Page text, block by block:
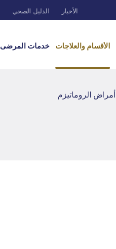
الأخبار الدليل الصحي
الأقسام والعلاجات خدمات المرضى
أمراض الروماتيزم